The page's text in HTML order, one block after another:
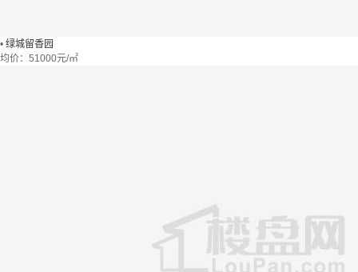
• 绿城留香园
均价： 51000元/㎡